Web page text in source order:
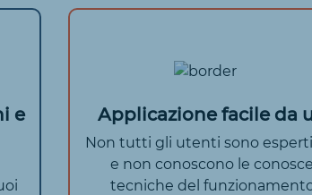
e
Applicazione facile da
Non tutti gli utenti sono
e non conoscono le
tecniche del